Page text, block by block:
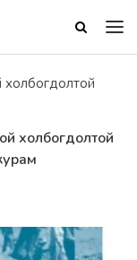
холбогдолтой